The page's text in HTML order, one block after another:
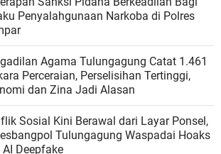
Penyalahgunaan Narkoba di Polres
Agama Tulungagung Catat 1.461
Perceraian, Perselisihan Tertinggi,
dan Zina Jadi Alasan
Sosial Kini Berawal dari Layar Ponsel,
Tulungagung Waspadai Hoaks
Deepfake